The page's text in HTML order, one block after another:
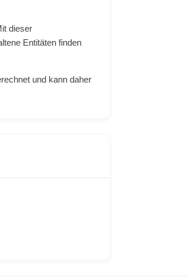
dieser
Entitäten finden
und kann daher